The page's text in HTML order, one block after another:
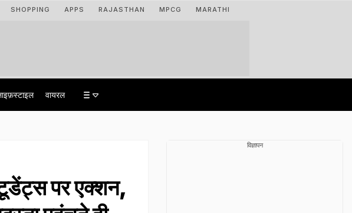
SHOPPING APPS RAJASTHAN MPCG MARATHI
वायरल
पर एक्शन,
विज्ञापन